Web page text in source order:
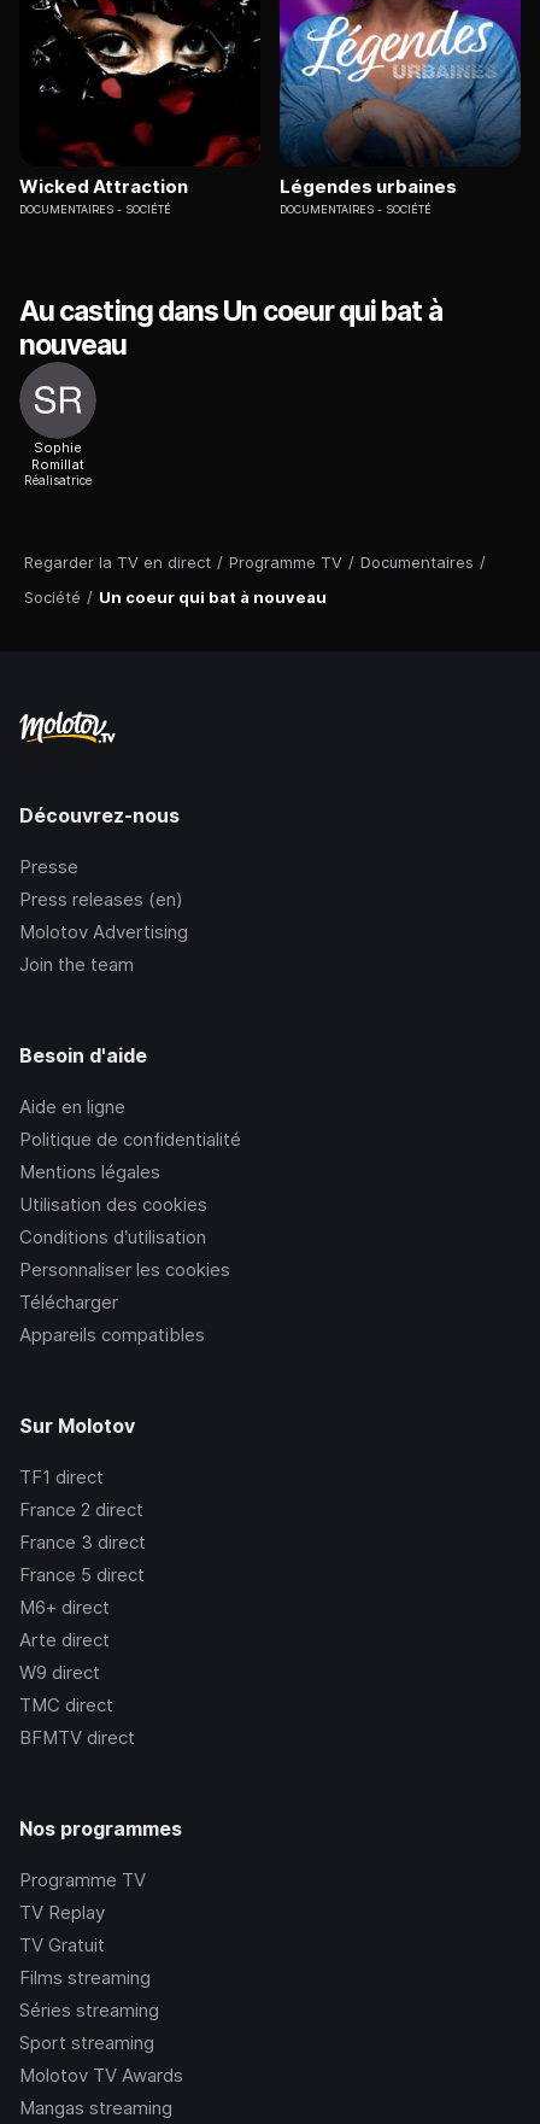
Regarder la TV en direct / Programme TV / Documentaires /
Société / Un coeur qui bat à nouveau
Wicked Attraction
DOCUMENTAIRES SOCIÉTÉ
Légendes urbaines
DOCUMENTAIRES SOCIÉTÉ
Au casting dans Un coeur qui bat à
nouveau
Sophie
Romillat
Réalisatrice
Découvrez-nous
Presse
Press releases (en)
Molotov Advertising
Join the team
Besoin d'aide
Aide en ligne
Politique de confidentialité
Mentions légales
Utilisation des cookies
Conditions d’utilisation
Personnaliser les cookies
Télécharger
Appareils compatibles
Sur Molotov
TF1 direct
France 2 direct
France 3 direct
France 5 direct
M6+ direct
Arte direct
W9 direct
TMC direct
BFMTV direct
Nos programmes
Programme TV
TV Replay
TV Gratuit
Films streaming
Séries streaming
Sport streaming
Molotov TV Awards
Mangas streaming